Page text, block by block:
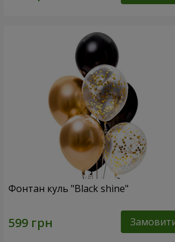
Фонтан куль "Black shine"